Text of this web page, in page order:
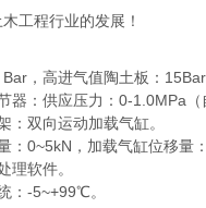
工程行业的发展！
，高进气值陶土板：15Bar
器：供应压力：0-1.0MPa（
：双向运动加载气缸。
：0~5kN，加载气缸位移量
理软件。
：-5~+99℃。